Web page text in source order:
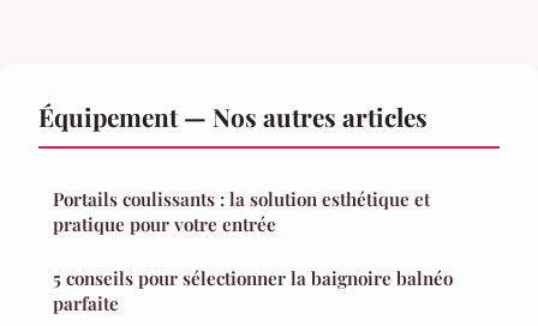
Équipement — Nos autres articles
Portails coulissants : la solution esthétique et
pratique pour votre entrée
5 conseils pour sélectionner la baignoire balnéo
parfaite